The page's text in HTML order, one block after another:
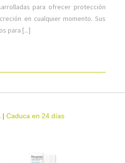
para ofrecer protección
en cualquier momento. Sus
para [...]
| Caduca en 24 días